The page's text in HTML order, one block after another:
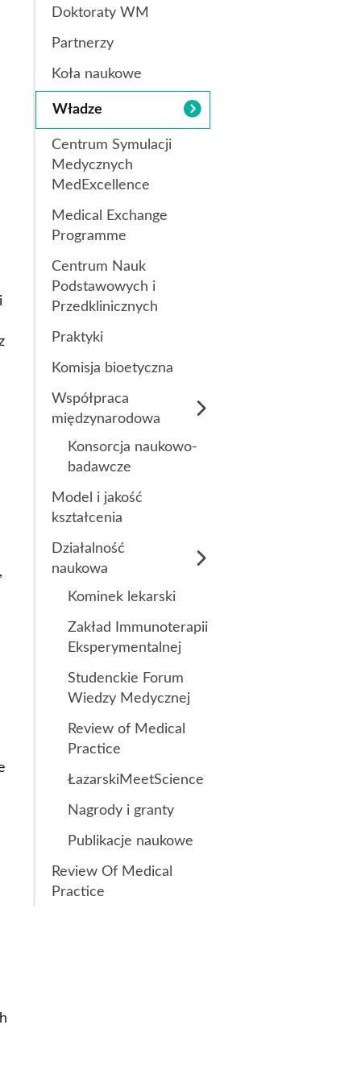
Polskiej
i Sportu
obcych i egzaminy językowe
Doktoraty WM
Partnerzy
Koła naukowe
Władze
Centrum Symulacji
Medycznych
MedExcellence
Medical Exchange
Programme
Centrum Nauk
Podstawowych i
Przedklinicznych
Praktyki
Komisja bioetyczna
Współpraca
międzynarodowa
Konsorcja naukowo-
badawcze
Model i jakość
kształcenia
Działalność
naukowa
Kominek lekarski
Zakład Immunoterapii
Eksperymentalnej
Studenckie Forum
Wiedzy Medycznej
Review of Medical
Practice
ŁazarskiMeetScience
Nagrody i granty
Publikacje naukowe
Review Of Medical
Practice